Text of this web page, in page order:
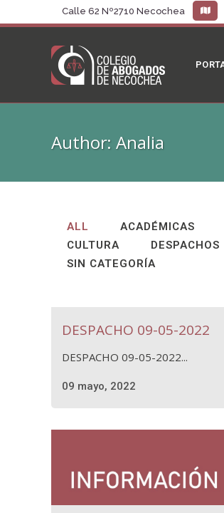
Calle 62 Nº2710 Necochea
Author: Analia
ALL ACADÉMICAS
CULTURA
DESPACHOS
SIN CATEGORÍA
DESPACHO 09-05-2022
DESPACHO 09-05-2022...
09 mayo, 2022